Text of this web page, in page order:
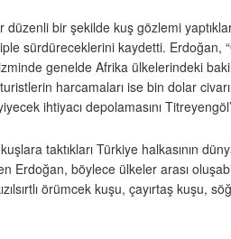
düzenli bir şekilde kuş gözlemi
sürdüreceklerini kaydetti.
genelde Afrika ülkelerindeki
harcamaları ise bin dolar
ihtiyacı depolamasını
taktıkları Türkiye halkasının
Erdoğan, böylece ülkeler arası
örümcek kuşu, çayırtaş